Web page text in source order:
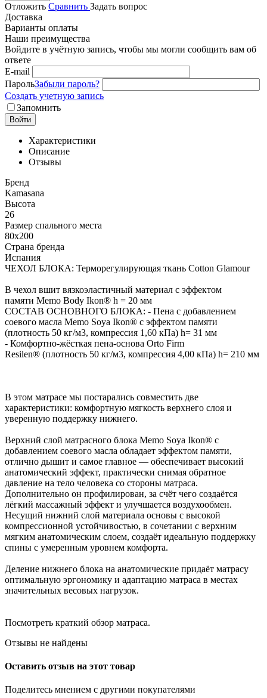
Отложить Сравнить Задать вопрос
Доставка
Варианты оплаты
Наши преимущества
Войдите в учётную запись, чтобы мы могли сообщить вам об
ответе
E-mail
ПарольЗабыли пароль?
Создать учетную запись
Запомнить
Войти
Характеристики
Описание
Отзывы
Бренд
Kamasana
Высота
26
Размер спального места
80x200
Страна бренда
Испания
ЧЕХОЛ БЛОКА: Терморегулирующая ткань Cotton Glamour
В чехол вшит вязкоэластичный материал с эффектом
памяти Memo Body Ikon® h = 20 мм
СОСТАВ ОСНОВНОГО БЛОКА: - Пена с добавлением
соевого масла Memo Soya Ikon® с эффектом памяти
(плотность 50 кг/м3, компрессия 1,60 кПа) h= 31 мм
- Комфортно-жёсткая пена-основа Orto Firm
Resilen® (плотность 50 кг/м3, компрессия 4,00 кПа) h= 210 мм
В этом матрасе мы постарались совместить две
характеристики: комфортную мягкость верхнего слоя и
уверенную поддержку нижнего.
Верхний слой матрасного блока Memo Soya Ikon® с
добавлением соевого масла обладает эффектом памяти,
отлично дышит и самое главное — обеспечивает высокий
анатомический эффект, практически снимая обратное
давление на тело человека со стороны матраса.
Дополнительно он профилирован, за счёт чего создаётся
лёгкий массажный эффект и улучшается воздухообмен.
Несущий нижний слой материала основы с высокой
компрессионной устойчивостью, в сочетании с верхним
мягким анатомическим слоем, создаёт идеальную поддержку
спины с умеренным уровнем комфорта.
Деление нижнего блока на анатомические придаёт матрасу
оптимальную эргономику и адаптацию матраса в местах
значительных весовых нагрузок.
Посмотреть краткий обзор матраса.
Отзывы не найдены
Оставить отзыв на этот товар
Поделитесь мнением с другими покупателями